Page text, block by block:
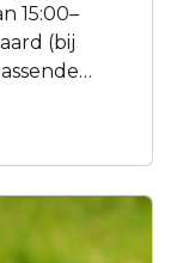
15:00–
(bij